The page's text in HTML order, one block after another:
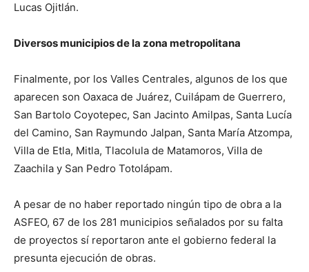
Lucas Ojitlán.
Diversos municipios de la zona metropolitana
Finalmente, por los Valles Centrales, algunos de los que
aparecen son Oaxaca de Juárez, Cuilápam de Guerrero,
San Bartolo Coyotepec, San Jacinto Amilpas, Santa Lucía
del Camino, San Raymundo Jalpan, Santa María Atzompa,
Villa de Etla, Mitla, Tlacolula de Matamoros, Villa de
Zaachila y San Pedro Totolápam.
A pesar de no haber reportado ningún tipo de obra a la
ASFEO, 67 de los 281 municipios señalados por su falta
de proyectos sí reportaron ante el gobierno federal la
presunta ejecución de obras.